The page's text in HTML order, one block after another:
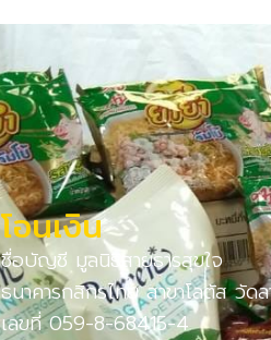
โอนเงิน
ชื่อบัญชี มูลนิธิสายธารสุขใจ
ธนาคารกสิกรไทย สาขาโลตัส วัด
เลขที่ 059-8-68415-4